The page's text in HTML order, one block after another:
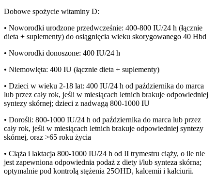
Dobowe spożycie witaminy D:
• Noworodki urodzone przedwcześnie: 400-800 IU/24 h (łącznie
dieta + suplementy) do osiągnięcia wieku skorygowanego 40 Hbd
• Noworodki donoszone: 400 IU/24 h
• Niemowlęta: 400 IU (łącznie dieta + suplementy)
• Dzieci w wieku 2-18 lat: 400 IU/24 h od października do marca
lub przez cały rok, jeśli w miesiącach letnich brakuje odpowiedniej
syntezy skórnej; dzieci z nadwagą 800-1000 IU
• Dorośli: 800-1000 IU/24 h od października do marca lub przez
cały rok, jeśli w miesiącach letnich brakuje odpowiedniej syntezy
skórnej, oraz >65 roku życia
• Ciąża i laktacja 800-1000 IU/24 h od II trymestru ciąży, o ile nie
jest zapewniona odpowiednia podaż z diety i/lub synteza skórna;
optymalnie pod kontrolą stężenia 25OHD, kalcemii i kalciurii.